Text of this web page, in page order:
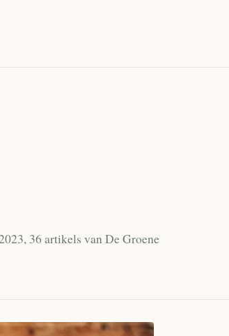
36 artikels van De Groene